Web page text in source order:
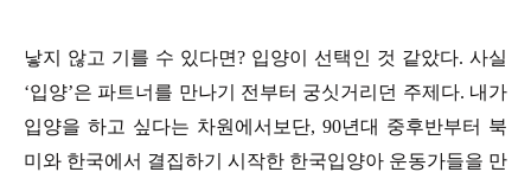
낳지 않고 기를 수 있다면? 입양이 선택인 것 같았다. 사실
‘입양’은 파트너를 만나기 전부터 궁싯거리던 주제다. 내가
입양을 하고 싶다는 차원에서보단, 90년대 중후반부터 북
미와 한국에서 결집하기 시작한 한국입양아 운동가들을 만